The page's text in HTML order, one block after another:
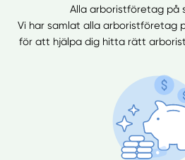
Alla arboristföretag på
Vi har samlat alla arboristföretag
för att hjälpa dig hitta rätt